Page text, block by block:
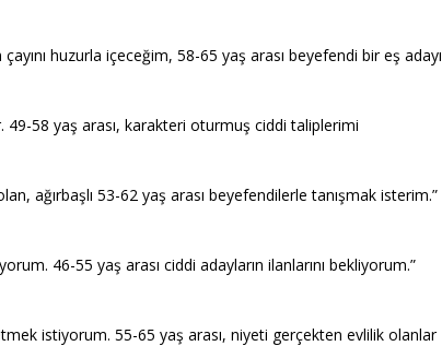
huzurla içeceğim, 58-65 yaş arası beyefendi bir eş adayı
49-58 yaş arası, karakteri oturmuş ciddi taliplerimi
ağırbaşlı 53-62 yaş arası beyefendilerle tanışmak isterim.”
46-55 yaş arası ciddi adayların ilanlarını bekliyorum.”
istiyorum. 55-65 yaş arası, niyeti gerçekten evlilik olanlar